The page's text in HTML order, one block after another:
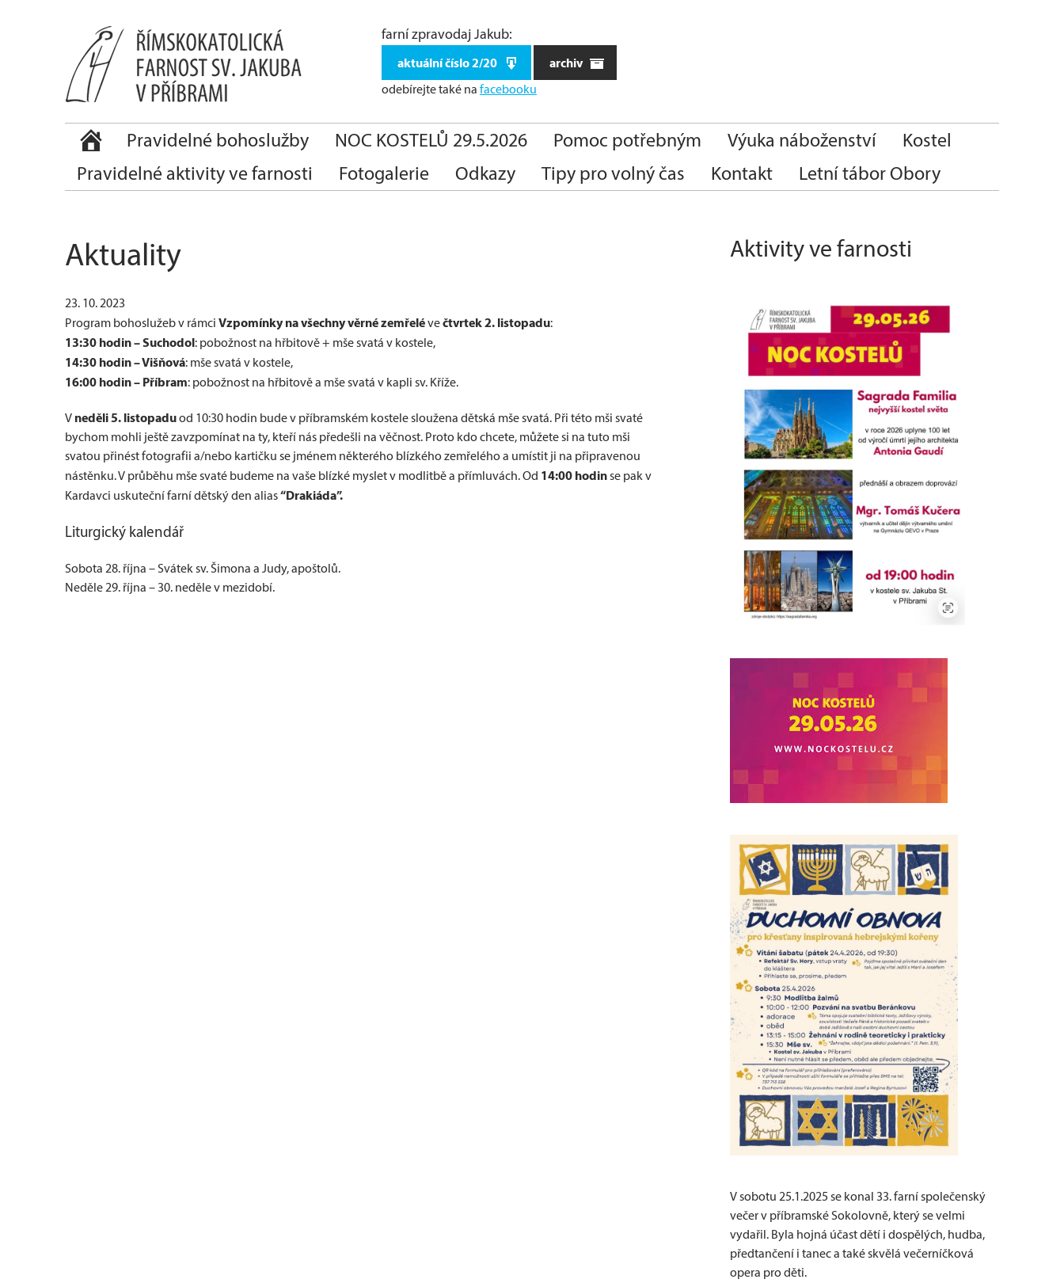
farní zpravodaj Jakub:
aktuální číslo 2/20 archiv
odebírejte také na facebooku
Pravidelné bohoslužby NOC KOSTELŮ 29.5.2026 Pomoc potřebným Výuka náboženství
Kostel
Pravidelné aktivity ve farnosti
Fotogalerie Odkazy Tipy pro volný čas Kontakt Letní tábor Obory
Aktuality
23. 10. 2023
Program bohoslužeb v rámci Vzpomínky na všechny věrné zemřelévečtvrtek 2. listopadu:
13:30 hodin – Suchodol: pobožnost na hřbitově + mše svatá v kostele,
14:30 hodin – Višňová: mše svatá v kostele,
16:00 hodin – Příbram: pobožnost na hřbitově a mše svatá v kapli sv. Kříže.
V neděli 5. listopaduod 10:30 hodin bude v příbramském kostele sloužena dětská mše svatá. Při této mši svaté
bychom mohli ještě zavzpomínat na ty, kteří nás předešli na věčnost. Proto kdo chcete, můžete si na tuto mši
svatou přinést fotografii a/nebo kartičku se jménem některého blízkého zemřelého a umístit ji na připravenou
nástěnku. V průběhu mše svaté budeme na vaše blízké myslet v modlitbě a přímluvách. Od 14:00 hodinse pak v
Kardavci uskuteční farní dětský den alias“Drakiáda”.
Liturgický kalendář
Sobota 28. října – Svátek sv. Šimona a Judy, apoštolů.
Neděle 29. října – 30. neděle v mezidobí.
Aktivity ve farnosti
V sobotu 25.1.2025 se konal 33. farní společenský
večer v příbramské Sokolovně, který se velmi
vydařil. Byla hojná účast dětí i dospělých, hudba,
předtančení i tanec a také skvělá večerníčková
opera pro děti.